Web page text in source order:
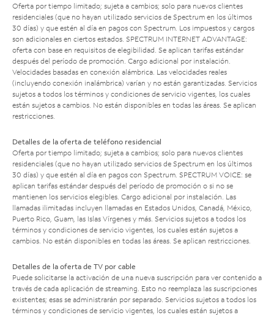
Oferta por tiempo limitado; sujeta a cambios; solo para nuevos clientes
residenciales (que no hayan utilizado servicios de Spectrum en los últimos
30 días) y que estén al día en pagos con Spectrum. Los impuestos y cargos
son adicionales en ciertos estados. SPECTRUM INTERNET ADVANTAGE:
oferta con base en requisitos de elegibilidad. Se aplican tarifas estándar
después del período de promoción. Cargo adicional por instalación.
Velocidades basadas en conexión alámbrica. Las velocidades reales
(incluyendo conexión inalámbrica) varían y no están garantizadas. Servicios
sujetos a todos los términos y condiciones de servicio vigentes, los cuales
están sujetos a cambios. No están disponibles en todas las áreas. Se aplican
restricciones.
Detalles de la oferta de teléfono residencial
Oferta por tiempo limitado; sujeta a cambios; solo para nuevos clientes
residenciales (que no hayan utilizado servicios de Spectrum en los últimos
30 días) y que estén al día en pagos con Spectrum. SPECTRUM VOICE: se
aplican tarifas estándar después del período de promoción o si no se
mantienen los servicios elegibles. Cargo adicional por instalación. Las
llamadas ilimitadas incluyen llamadas en Estados Unidos, Canadá, México,
Puerto Rico, Guam, las Islas Vírgenes y más. Servicios sujetos a todos los
términos y condiciones de servicio vigentes, los cuales están sujetos a
cambios. No están disponibles en todas las áreas. Se aplican restricciones.
Detalles de la oferta de TV por cable
Puede solicitarse la activación de una nueva suscripción para ver contenido a
través de cada aplicación de streaming. Esto no reemplaza las suscripciones
existentes; esas se administrarán por separado. Servicios sujetos a todos los
términos y condiciones de servicio vigentes, los cuales están sujetos a